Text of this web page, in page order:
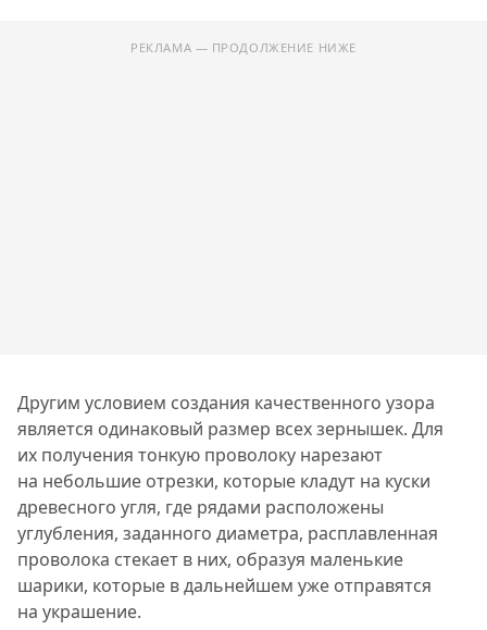
РЕКЛАМА — ПРОДОЛЖЕНИЕ НИЖЕ
Другим условием создания качественного узора
является одинаковый размер всех зернышек. Для
их получения тонкую проволоку нарезают
на небольшие отрезки, которые кладут на куски
древесного угля, где рядами расположены
углубления, заданного диаметра, расплавленная
проволока стекает в них, образуя маленькие
шарики, которые в дальнейшем уже отправятся
на украшение.